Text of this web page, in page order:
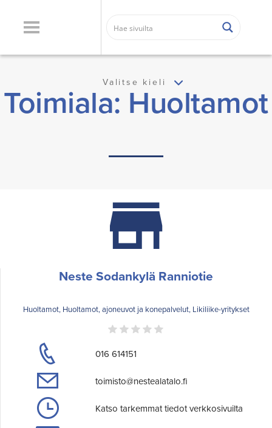
Valitse kieli
Toimiala: Huoltamot
Neste Sodankylä Ranniotie
Huoltamot, Huoltamot, ajoneuvot ja konepalvelut, Likiliike-yritykset
016 614151
toimisto@nestealatalo.fi
Katso tarkemmat tiedot verkkosivuilta